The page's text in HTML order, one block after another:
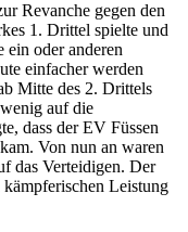
Revanche gegen den
1. Drittel spielte und
oder anderen
einfacher werden
Mitte des 2. Drittels
auf die
dass der EV Füssen
Von nun an waren
das Verteidigen. Der
Leistung